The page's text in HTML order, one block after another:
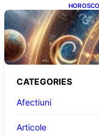
CATEGORIES
Afectiuni
Articole